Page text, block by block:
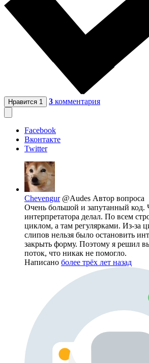
Нравится 1 3 комментария
Facebook
Вконтакте
Twitter
Chevengur @Audes Автор вопроса
Очень большой и запутанный код.
интерпретатора делал. По всем
циклом, а там регулярками. Из-за
слипов нельзя было остановить
закрыть форму. Поэтому я решил
поток, что никак не помогло.
Написано более трёх лет назад